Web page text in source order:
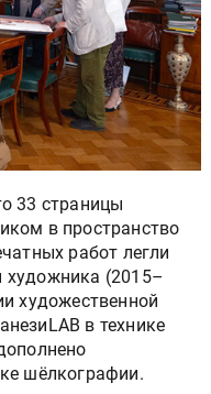
33 страницы
в пространство
работ легли
художника (2015–
художественной
в технике
шёлкографии.